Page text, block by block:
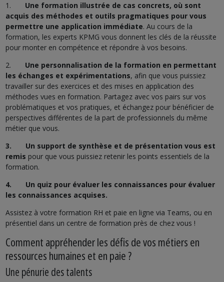
1. Une formation illustrée de cas concrets, où sont
acquis des méthodes et outils pragmatiques pour vous
permettre une application immédiate. Au cours de la
formation, les experts KPMG vous donnent les clés de la réussite
pour monter en compétence et répondre à vos besoins.
2. Une personnalisation de la formation en permettant
les échanges et expérimentations, afin que vous puissiez
travailler sur des exercices et des mises en application des
méthodes vues en formation. Partagez avec vos pairs sur vos
problématiques et vos pratiques, et échangez pour bénéficier de
perspectives différentes de la part de professionnels du même
métier que vous.
3. Un support de synthèse et de présentation vous est
remis pour que vous puissiez retenir les points essentiels de la
formation.
4. Un quiz pour évaluer les connaissances pour évaluer
les connaissances acquises.
Assistez à votre formation RH et paie en ligne via Teams, ou en
présentiel dans un centre de formation près de chez vous !
Comment appréhender les défis de vos métiers en
ressources humaines et en paie ?
Une pénurie des talents